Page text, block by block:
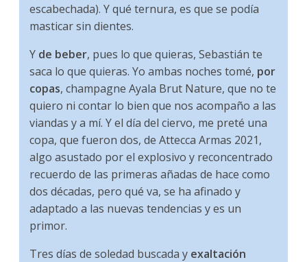
escabechada). Y qué ternura, es que se podía
masticar sin dientes.
Y de beber, pues lo que quieras, Sebastián te
saca lo que quieras. Yo ambas noches tomé, por
copas, champagne Ayala Brut Nature, que no te
quiero ni contar lo bien que nos acompaño a las
viandas y a mí. Y el día del ciervo, me preté una
copa, que fueron dos, de Attecca Armas 2021,
algo asustado por el explosivo y reconcentrado
recuerdo de las primeras añadas de hace como
dos décadas, pero qué va, se ha afinado y
adaptado a las nuevas tendencias y es un
primor.
Tres días de soledad buscada y exaltación